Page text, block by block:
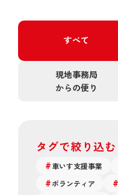
すべて
現地事務局
からの便り
タグで絞り込む
車いす支援事業
ボランティア